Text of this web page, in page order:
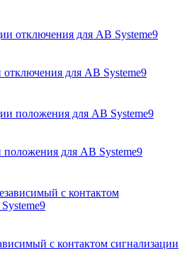
отключения для АВ Systeme9
положения для АВ Systeme9
с контактом сигнализации